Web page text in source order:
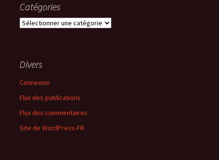
Catégories
Catégories
Divers
Connexion
Flux des publications
Flux des commentaires
Site de WordPress-FR